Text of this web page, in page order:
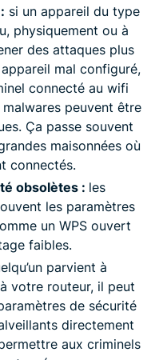
si un appareil du type
physiquement ou à
des attaques plus
mal configuré,
connecté au wifi
peuvent être
Ça passe souvent
maisonnées où
connectés.
obsolètes : les
les paramètres
un WPS ouvert
faibles.
parvient à
votre routeur, il peut
de sécurité
directement
aux criminels